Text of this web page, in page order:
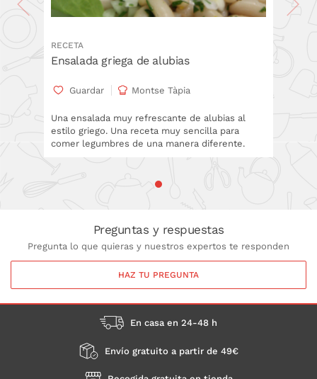
RECETA
Ensalada griega de alubias
Guardar Montse Tàpia
Una ensalada muy refrescante de alubias al
estilo griego. Una receta muy sencilla para
comer legumbres de una manera diferente.
Preguntas y respuestas
Pregunta lo que quieras y nuestros expertos te responden
HAZ TU PREGUNTA
En casa en 24-48 h
Envío gratuito a partir de 49€